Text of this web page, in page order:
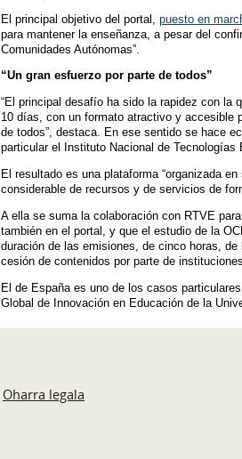
El principal objetivo del portal, puesto en
para mantener la enseñanza, a pesar del
Comunidades Autónomas”.
“Un gran esfuerzo por parte de todos”
“El principal desafío ha sido la rapidez con la
10 días, con un formato atractivo y accesible
de todos”, destaca. En ese sentido se hace
particular el Instituto Nacional de
El resultado es una plataforma “organizada
considerable de recursos y de servicios de
A ella se suma la colaboración con RTVE
también en el portal, y que el estudio de la
duración de las emisiones, de cinco horas,
cesión de contenidos por parte de
El de España es uno de los casos
Global de Innovación en Educación de la
Oharra legala